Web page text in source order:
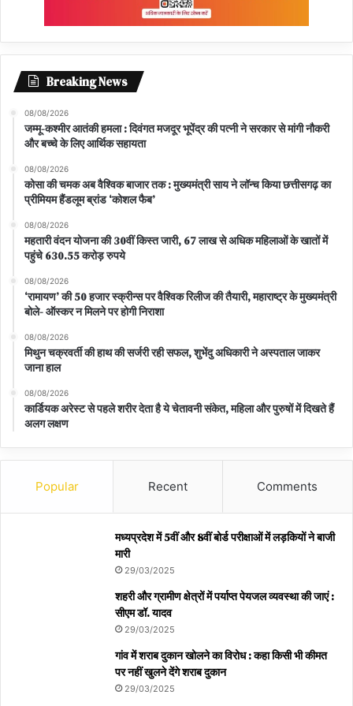
Breaking News
08/08/2026
जम्मू-कश्मीर आतंकी हमला : दिवंगत मजदूर भूपेंद्र की पत्नी ने सरकार से मांगी नौकरी
और बच्चे के लिए आर्थिक सहायता
08/08/2026
कोसा की चमक अब वैश्विक बाजार तक : मुख्यमंत्री साय ने लॉन्च किया छत्तीसगढ़ का
प्रीमियम हैंडलूम ब्रांड ‘कोशल फैब’
08/08/2026
महतारी वंदन योजना की 30वीं किस्त जारी, 67 लाख से अधिक महिलाओं के खातों में
पहुंचे 630.55 करोड़ रुपये
08/08/2026
‘रामायण’ की 50 हजार स्क्रीन्स पर वैश्विक रिलीज की तैयारी, महाराष्ट्र के मुख्यमंत्री
बोले- ऑस्कर न मिलने पर होगी निराशा
08/08/2026
मिथुन चक्रवर्ती की हाथ की सर्जरी रही सफल, शुभेंदु अधिकारी ने अस्पताल जाकर
जाना हाल
08/08/2026
कार्डियक अरेस्ट से पहले शरीर देता है ये चेतावनी संकेत, महिला और पुरुषों में दिखते हैं
अलग लक्षण
Popular Recent Comments
मध्यप्रदेश में 5वीं और 8वीं बोर्ड परीक्षाओं में लड़कियों ने बाजी
मारी
29/03/2025
शहरी और ग्रामीण क्षेत्रों में पर्याप्त पेयजल व्यवस्था की जाएं :
सीएम डॉ. यादव
29/03/2025
गांव में शराब दुकान खोलने का विरोध : कहा किसी भी कीमत
पर नहीं खुलने देंगे शराब दुकान
29/03/2025